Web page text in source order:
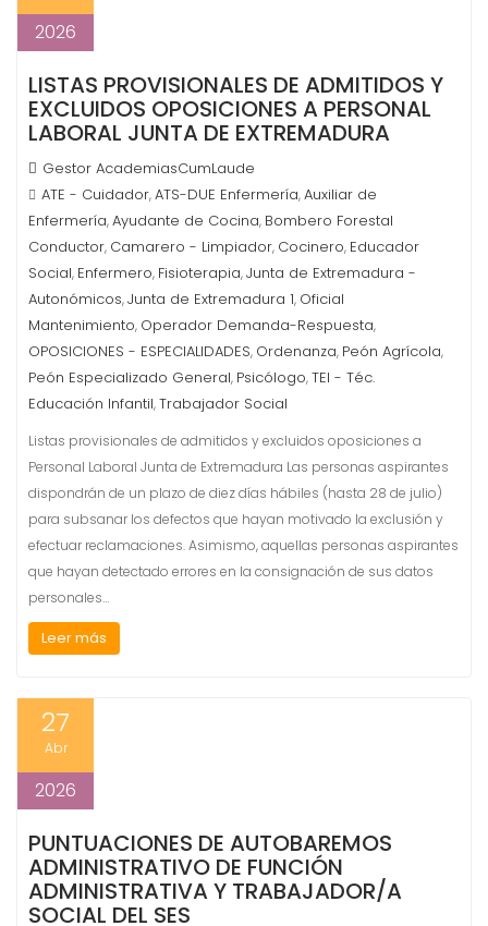
2026
LISTAS PROVISIONALES DE ADMITIDOS Y
EXCLUIDOS OPOSICIONES A PERSONAL
LABORAL JUNTA DE EXTREMADURA
Gestor AcademiasCumLaude
ATE - Cuidador,ATS-DUE Enfermería,Auxiliar de
Enfermería,Ayudante de Cocina, Bombero Forestal
Conductor, Camarero - Limpiador, Cocinero, Educador
Social, Enfermero, Fisioterapia,Junta de Extremadura -
Autonómicos,Junta de Extremadura 1, Oficial
Mantenimiento, Operador Demanda-Respuesta,
OPOSICIONES - ESPECIALIDADES, Ordenanza, Peón Agrícola,
Peón Especializado General, Psicólogo,TEI - Téc.
Educación Infantil,Trabajador Social
Listas provisionales de admitidos y excluidos oposiciones a
Personal Laboral Junta de Extremadura Las personas aspirantes
dispondrán de un plazo de diez días hábiles (hasta 28 de julio)
para subsanar los defectos que hayan motivado la exclusión y
efectuar reclamaciones. Asimismo, aquellas personas aspirantes
que hayan detectado errores en la consignación de sus datos
personales…
Leer más
27
Abr
2026
PUNTUACIONES DE AUTOBAREMOS
ADMINISTRATIVO DE FUNCIÓN
ADMINISTRATIVA Y TRABAJADOR/A
SOCIAL DEL SES